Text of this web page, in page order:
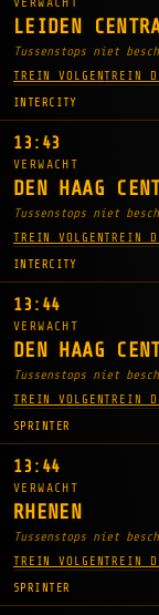
LEIDEN
Tussenstops niet
TREIN VOLGENTREIN
INTERCITY
13:43
VERWACHT
DEN HAAG
Tussenstops niet
TREIN VOLGENTREIN
INTERCITY
13:44
VERWACHT
DEN HAAG
Tussenstops niet
TREIN VOLGENTREIN
SPRINTER
13:44
VERWACHT
RHENEN
Tussenstops niet
TREIN VOLGENTREIN
SPRINTER